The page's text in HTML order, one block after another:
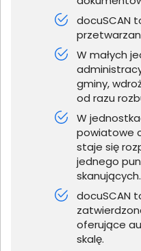
docuSCAN
W małych
gminy,
od razu
W
powiatowe
staje się
jednego
skanujących.
docuSCAN
oferujące
skalę.